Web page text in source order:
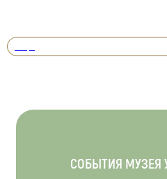
СОБЫТИЯ МУЗЕЯ